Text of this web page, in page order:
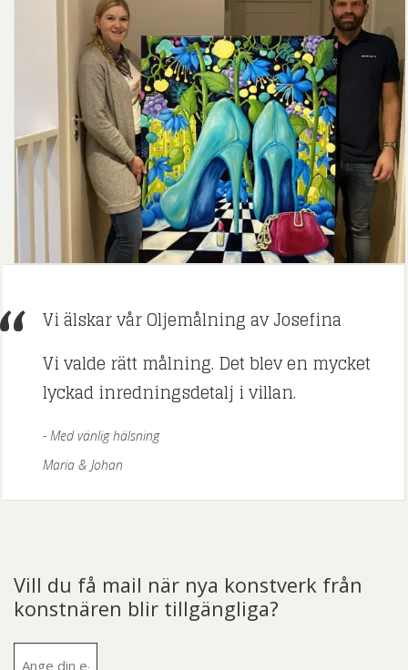
Vi älskar vår Oljemålning av Josefina
Vi valde rätt målning. Det blev en mycket
lyckad inredningsdetalj i villan.
Med vänlig hälsning
Maria & Johan
Vill du få mail när nya konstverk från
konstnären blir tillgängliga?